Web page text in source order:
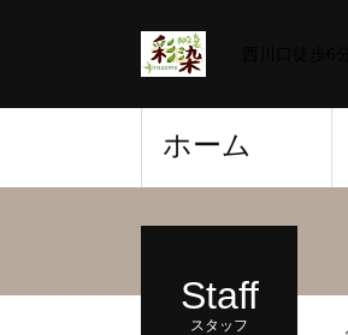
ホーム
Staff
スタッフ